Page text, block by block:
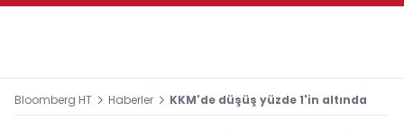
Bloomberg HT Haberler KKM'de düşüş yüzde 1'in altında